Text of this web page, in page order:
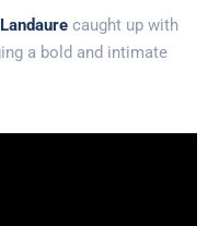
caught up with
a bold and intimate